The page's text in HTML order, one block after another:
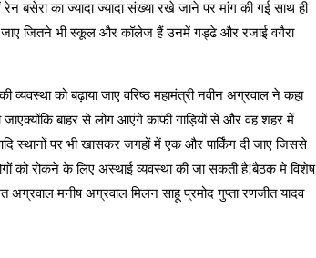
बसेरा का ज्यादा ज्यादा संख्या रखे जाने पर मांग की गई साथ ही
जाए जितने भी स्कूल और कॉलेज हैं उनमें गड्ढे और रजाई वगैरा
व्यवस्था को बढ़ाया जाए वरिष्ठ महामंत्री नवीन अग्रवाल ने कहा
बाहर से लोग आएंगे काफी गाड़ियों से और वह शहर में
स्थानों पर भी खासकर जगहों में एक और पार्किंग दी जाए जिससे
को रोकने के लिए अस्थाई व्यवस्था की जा सकती है!बैठक मे विशेष
अग्रवाल मनीष अग्रवाल मिलन साहू प्रमोद गुप्ता रणजीत यादव